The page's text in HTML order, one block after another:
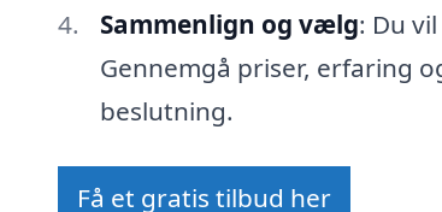
Sammenlign og vælg: Du
Gennemgå priser, erfaring
beslutning.
Få et gratis tilbud her